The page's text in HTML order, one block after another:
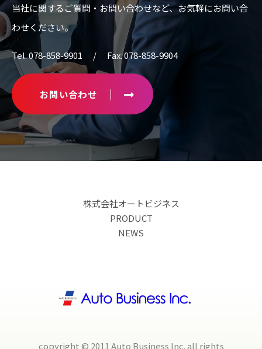
当社に関するご質問・お問い合わせなど、お気軽にお問い合
わせください。
Tel. 078-858-9901 / Fax. 078-858-9904
お問い合わせ
株式会社オートビジネス
PRODUCT
NEWS
copyright © 2011 Auto Business Inc. all rights